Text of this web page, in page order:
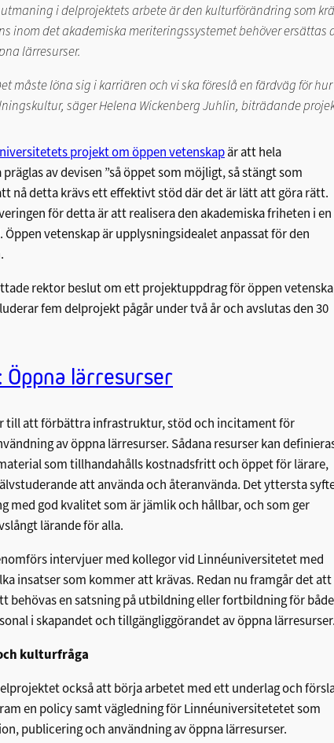
i delprojektets arbete är den kulturförändring som
inom det akademiska meriteringssystemet behöver
lärresurser.
måste löna sig i karriären och vi ska föreslå en färdväg för
säger Helena Wickenberg Juhlin, biträdande
projekt om öppen vetenskapär att hela
av devisen ”så öppet som möjligt, så stängt som
nå detta krävs ett effektivt stöd där det är lätt att göra rätt.
för detta är att realisera den akademiska friheten i en
vetenskap är upplysningsidealet anpassat för den
rektor beslut om ett projektuppdrag för öppen
fem delprojekt pågår under två år och avslutas den 30
Öppna lärresurser
till att förbättra infrastruktur, stöd och incitament för
av öppna lärresurser. Sådana resurser kan
som tillhandahålls kostnadsfritt och öppet för lärare,
att använda och återanvända. Det yttersta
med god kvalitet som är jämlik och hållbar, och som ger
lärande för alla.
intervjuer med kollegor vid Linnéuniversitetet med
insatser som kommer att krävas. Redan nu framgår det att
behövas en satsning på utbildning eller fortbildning för både
i skapandet och tillgängliggörandet av öppna lärresurser.
kulturfråga
också att börja arbetet med ett underlag och
en policy samt vägledning för Linnéuniversitetetet som
publicering och användning av öppna lärresurser.